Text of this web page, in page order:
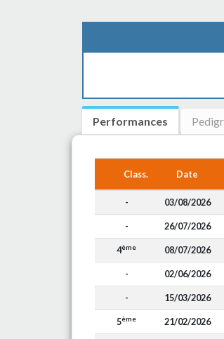
Performances
Class. Date
- 03/08/2026
- 26/07/2026
4ème 08/07/2026
- 02/06/2026
- 15/03/2026
5ème 21/02/2026